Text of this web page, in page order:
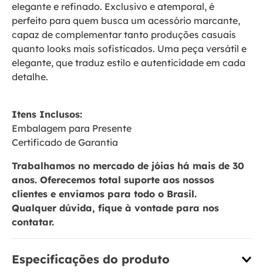
elegante e refinado. Exclusivo e atemporal, é
perfeito para quem busca um acessório marcante,
capaz de complementar tanto produções casuais
quanto looks mais sofisticados. Uma peça versátil e
elegante, que traduz estilo e autenticidade em cada
detalhe.
Itens Inclusos:
Embalagem para Presente
Certificado de Garantia
Trabalhamos no mercado de jóias há mais de 30
anos. Oferecemos total suporte aos nossos
clientes e enviamos para todo o Brasil.
Qualquer dúvida, fique à vontade para nos
contatar.
Especificações do produto